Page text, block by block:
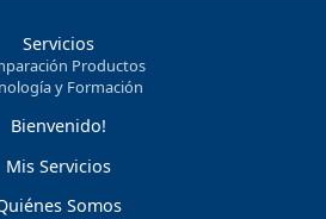
Servicios
Productos
y Formación
Bienvenido!
Mis Servicios
Somos